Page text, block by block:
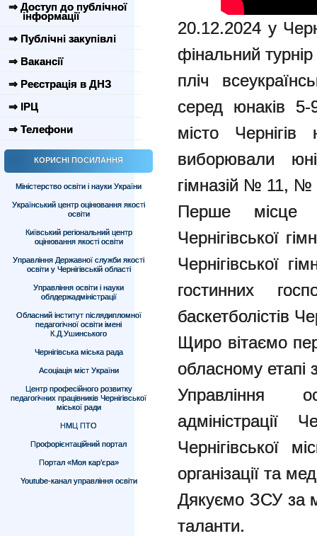
⇒ Доступ до публічної
інформації
⇒ Публічні закупівлі
⇒ Вакансії
⇒ Реєстрація в ДНЗ
⇒ ІРЦ
⇒ Телефони
КОРИСНІ ПОСИЛАННЯ
Міністерство освіти і науки України
Український центр оцінювання якості
освіти
Київський регіональний центр
оцінювання якості освіти
Управління Державної служби якості
освіти у Чернігівській області
Управління освіти і науки
облдержадміністрації
Обласний інститут післядипломної
педагогічної освіти імені
К.Д.Ушинського
Чернігівська міська рада
Асоціація міст України
Центр професійного розвитку
педагогічних працівників Чернігівської
міської ради
НМЦ ПТО
Профорієнтаційний портал
Портал «Моя кар’єра»
Youtube-канал управління освіти
20.12.2024 у
фінальний
пліч
серед юнаків 5-
місто
виборювали юні
гімназій № 11,
Перше місце
Чернігівської
Чернігівської
гостинних
баскетболістів
Щиро вітаємо
обласному етапі
Управління
адміністрації
Чернігівської
організації та
Дякуємо ЗСУ за
таланти.